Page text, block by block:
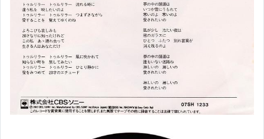
【現貨區】Q版模型車
【現貨區】 Herschel商品區
【PS3 遊戲片】
【現貨區】戶外休閒用品
【現貨區】日本家電商品